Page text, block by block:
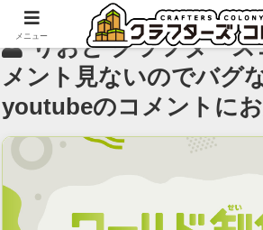
りおと クラフター
メント見ないのでバグ
youtubeのコメントに
メニュー